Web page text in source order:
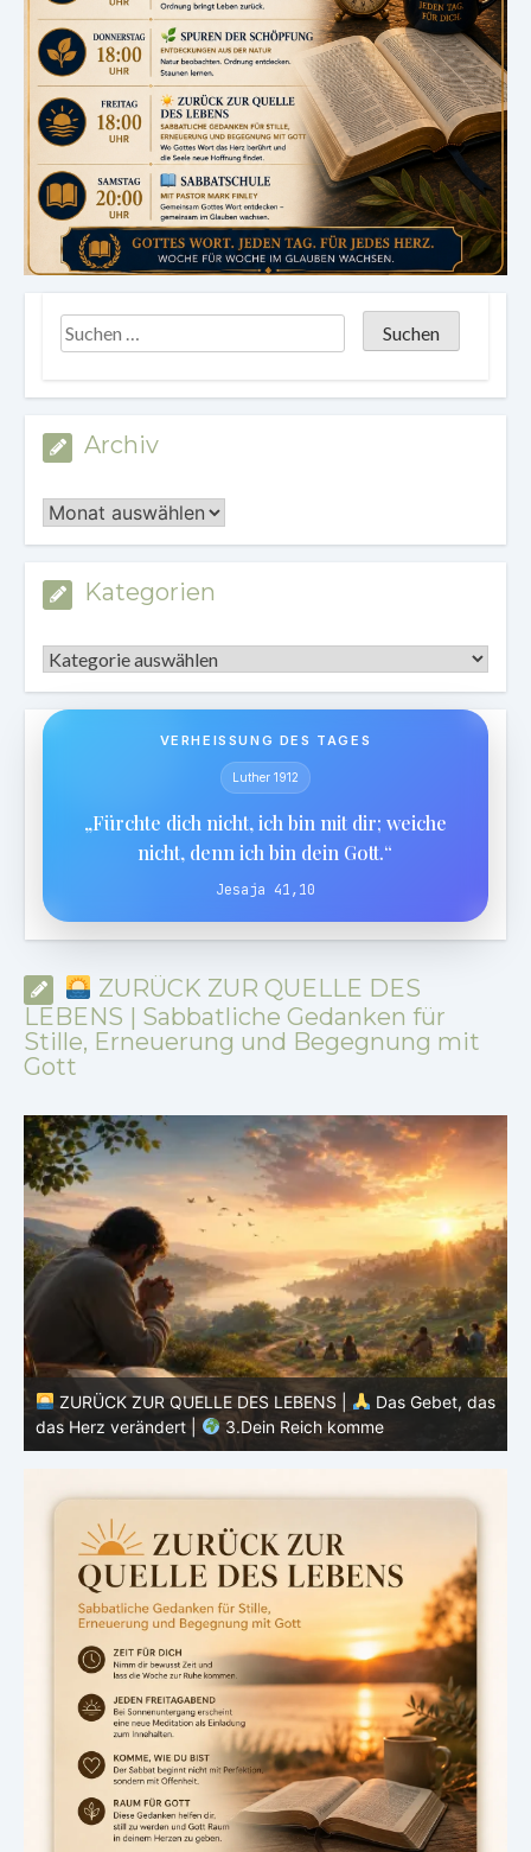
Archiv
Archiv
Kategorien
Kategorien
VERHEISSUNG DES TAGES
Luther 1912
„Fürchte dich nicht, ich bin mit dir; weiche
nicht, denn ich bin dein Gott.“
Jesaja 41,10
ZURÜCK ZUR QUELLE DES
LEBENS | Sabbatliche Gedanken für
Stille, Erneuerung und Begegnung mit
Gott
ZURÜCK ZUR QUELLE DES LEBENS |
Das Gebet, das
das Herz verändert |
2.Geheiligt werde dein Name